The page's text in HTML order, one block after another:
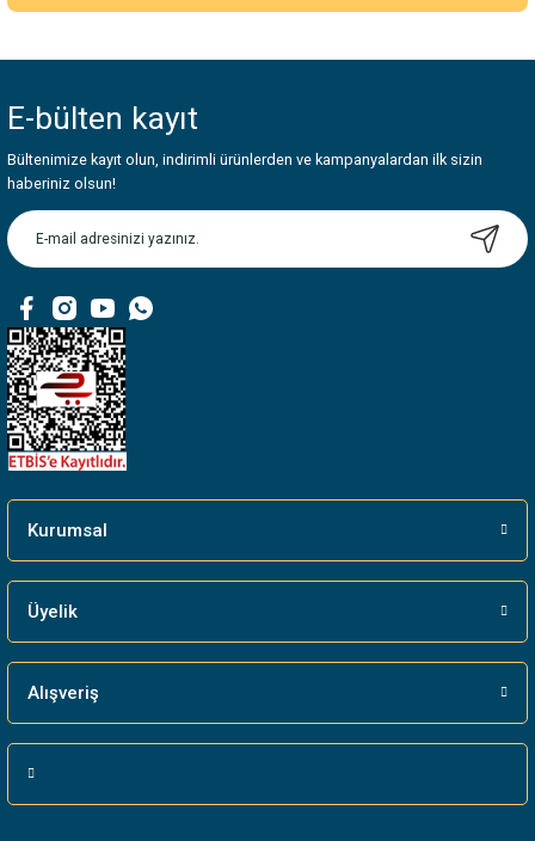
Görüş ve önerileriniz için teşekkür ederiz.
Ürün resmi kalitesiz, bozuk veya görüntülenemiyor.
Ürün açıklamasında eksik bilgiler bulunuyor.
Ürün bilgilerinde hatalar bulunuyor.
Bu ürüne benzer farklı alternatifler olmalı.
E-bülten kayıt
Bültenimize kayıt olun, indirimli ürünlerden ve kampanyalardan ilk sizin
haberiniz olsun!
Kurumsal
Üyelik
Alışveriş